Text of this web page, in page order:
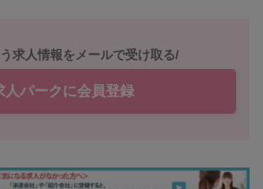
求人情報をメールで受け取る/
人パークに会員登録